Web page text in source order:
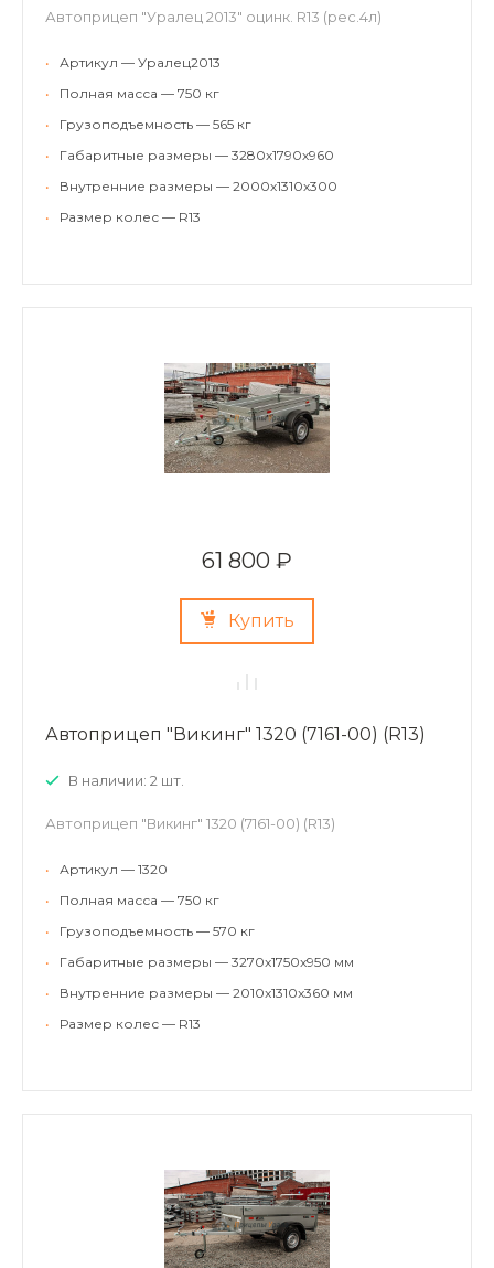
Автоприцеп "Уралец 2013" оцинк. R13 (рес.4л)
•
Артикул — Уралец2013
•
Полная масса — 750 кг
•
Грузоподъемность — 565 кг
•
Габаритные размеры — 3280х1790х960
•
Внутренние размеры — 2000х1310х300
•
Размер колес — R13
61 800 ₽
Купить
Автоприцеп "Викинг" 1320 (7161-00) (R13)
В наличии: 2 шт.
Автоприцеп "Викинг" 1320 (7161-00) (R13)
•
Артикул — 1320
•
Полная масса — 750 кг
•
Грузоподъемность — 570 кг
•
Габаритные размеры — 3270x1750x950 мм
•
Внутренние размеры — 2010x1310x360 мм
•
Размер колес — R13